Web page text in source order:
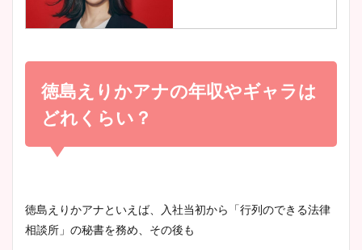
宇賀神メグアナのニット画像
池谷実悠アナのメガネ画像が
かわいい！カップや水着姿も
小室瑛莉子のカップ画像まと
め！足が美脚でニット衣装も
かわいい！
wikiプロフもチェック！
徳島えりかアナの年収やギャラは
どれくらい？
徳島えりかアナといえば、入社当初から「行列のできる法律
相談所」の秘書を務め、その後も